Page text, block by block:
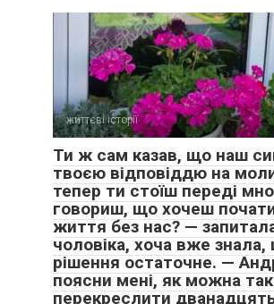
життєві історії
Ти ж сам казав, що наш
твоєю відповіддю на
тепер ти стоїш переді
говориш, що хочеш
життя без нас? —
чоловіка, хоча вже
рішення остаточне. —
поясни мені, як можна
перекреслити